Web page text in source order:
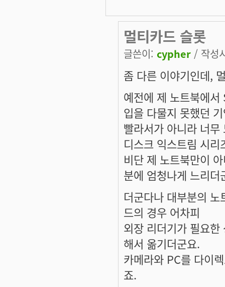
멀티카드 슬롯
글쓴이: cypher / 작성
좀 다른 이야기인데,
예전에 제 노트북에
입을 다물지 못했던
빨라서가 아니라 너
디스크 익스트림 시
비단 제 노트북만이
분에 엄청나게 느리더
더군다나 대부분의
드의 경우 어차피
외장 리더기가 필요
해서 옮기더군요.
카메라와 PC를 다이
죠.